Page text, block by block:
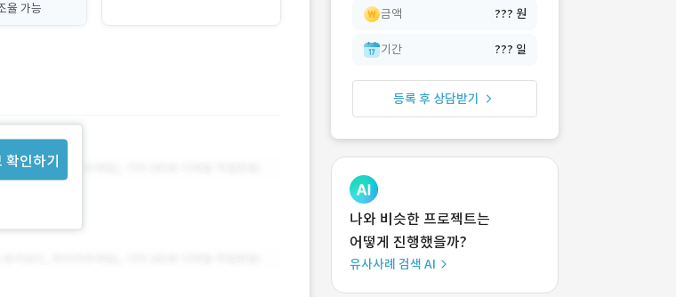
율 가능
확인하기
금액 ??? 원
기간 ??? 일
등록 후 상담받기
나와 비슷한 프로젝트는
어떻게 진행했을까?
유사사례 검색 AI